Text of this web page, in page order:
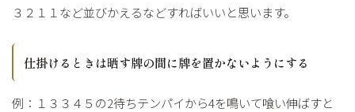
３２１１など並びかえるなどすればいいと思います。
仕掛けるときは晒す牌の間に牌を置かないようにする
例：１３３４５の2待ちテンパイから4を鳴いて喰い伸ばすと